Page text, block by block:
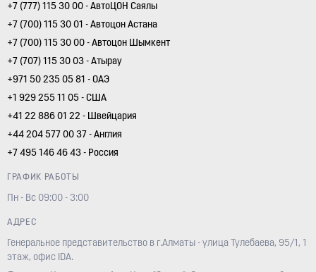
+7 (777) 115 30 00 - АвтоЦОН Саялы
+7 (700) 115 30 01 - Автоцон Астана
+7 (700) 115 30 00 - Автоцон Шымкент
+7 (707) 115 30 03 - Атырау
+971 50 235 05 81 - ОАЭ
+1 929 255 11 05 - США
+41 22 886 01 22 - Швейцария
+44 204 577 00 37 - Англия
+7 495 146 46 43 - Россия
ГРАФИК РАБОТЫ
Пн - Вс 09:00 - 3:00
АДРЕС
Генеральное представительство в г.Алматы - улица Тулебаева, 95/1, 1
этаж, офис IDA.